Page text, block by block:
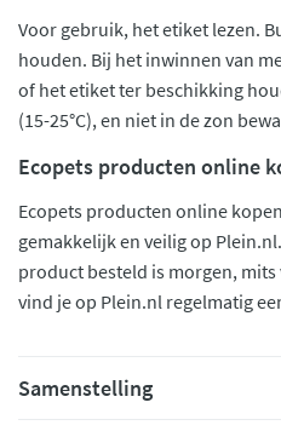
Voor gebruik, het etiket lezen.
houden. Bij het inwinnen van
of het etiket ter beschikking
(15-25°C), en niet in de zon
Ecopets producten online
Ecopets producten online
gemakkelijk en veilig op
product besteld is morgen,
vind je op Plein.nl regelmatig
Samenstelling